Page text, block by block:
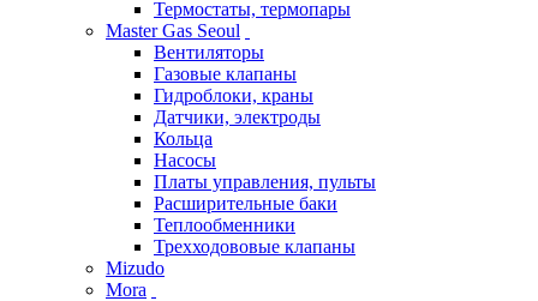
Термостаты, термопары
Master Gas Seoul
Вентиляторы
Газовые клапаны
Гидроблоки, краны
Датчики, электроды
Кольца
Насосы
Платы управления, пульты
Расширительные баки
Теплообменники
Трехходововые клапаны
Mizudo
Mora